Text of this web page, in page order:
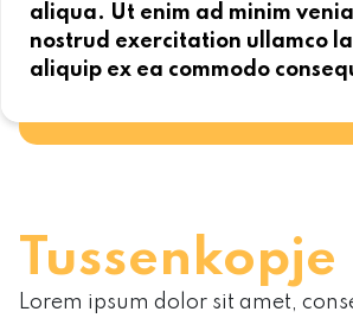
aliqua. Ut enim ad minim
nostrud exercitation ullamco
aliquip ex ea commodo
Tussenkopje
Lorem ipsum dolor sit amet,